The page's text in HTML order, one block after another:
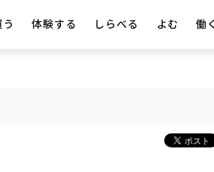
体験する しらべる よむ 働